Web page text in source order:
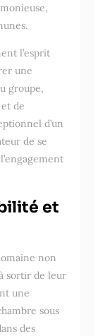
l’esprit
une
groupe,
de
d’un
de se
et
non
sortir de leur
une
sous
des